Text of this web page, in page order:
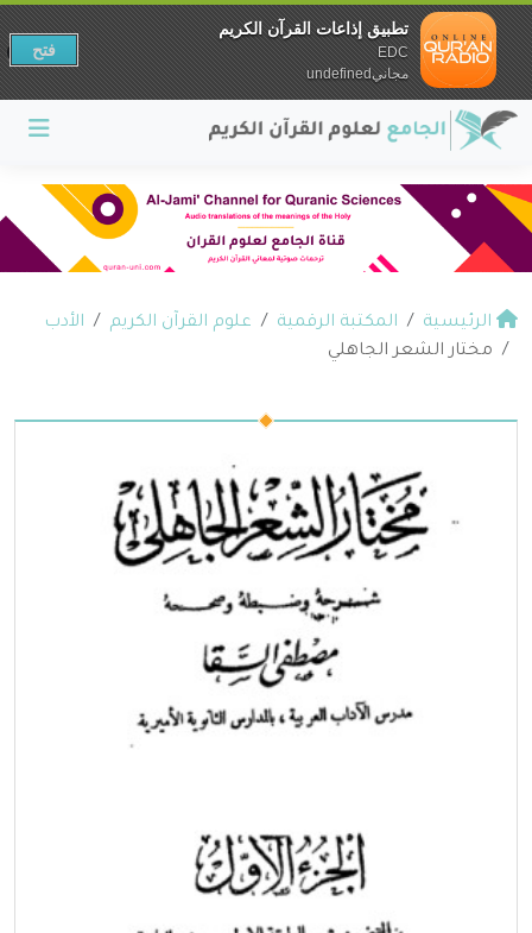
الرئيسية المكتبة الرقمية علوم القرآن الكريم
الأدب
مختار الشعر الجاهلي
تطبيق إذاعات القرآن الكريم
EDC
مجانيundefined
فتح